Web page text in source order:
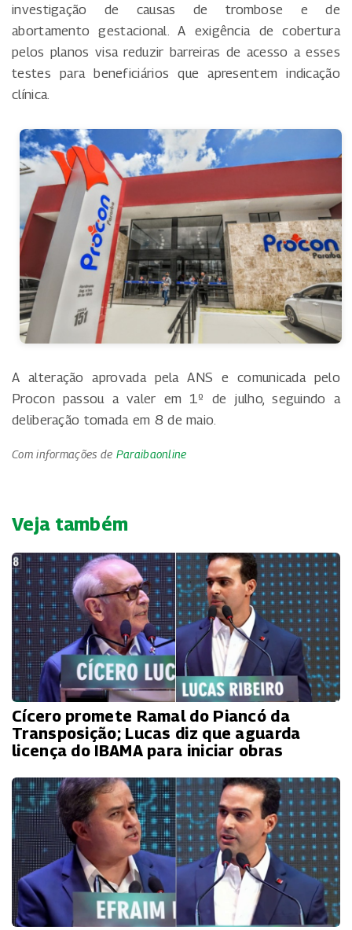
investigação de causas de trombose e de
abortamento gestacional. A exigência de cobertura
pelos planos visa reduzir barreiras de acesso a esses
testes para beneficiários que apresentem indicação
clínica.
A alteração aprovada pela ANS e comunicada pelo
Procon passou a valer em 1º de julho, seguindo a
deliberação tomada em 8 de maio.
Com informações de Paraibaonline
Veja também
Cícero promete Ramal do Piancó da
Transposição; Lucas diz que aguarda
licença do IBAMA para iniciar obras